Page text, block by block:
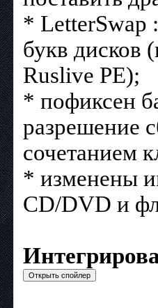
* LetterSwap
букв дисков
Ruslive PE);
* пофиксен
разрешение
сочетанием
* изменены
CD/DVD и